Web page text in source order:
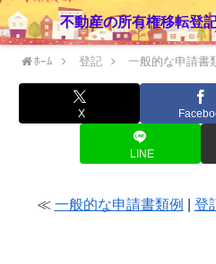
ﾎｰﾑ 登記 一般的な申請書
X
LINE
≪ 一般的な申請書類例 登
不動産の所有権移転登